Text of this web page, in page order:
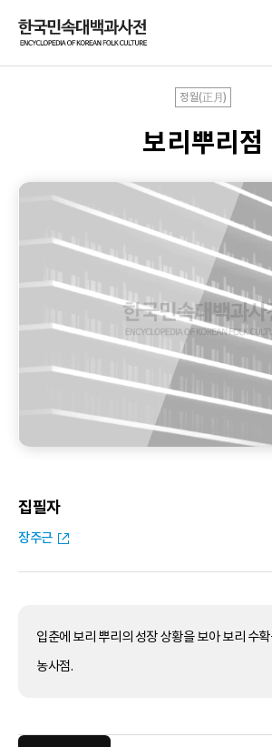
정월(正月)
보리뿌리점
집필자
장주근
입춘에 보리 뿌리의 성장 상황을 보아 보리 수
농사점.